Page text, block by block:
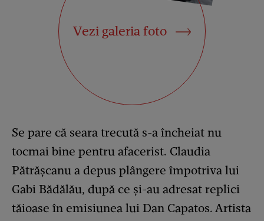
Vezi galeria foto
Se pare că seara trecută s-a încheiat nu
tocmai bine pentru afacerist. Claudia
Pătrășcanu a depus plângere împotriva lui
Gabi Bădălău, după ce și-au adresat replici
tăioase în emisiunea lui Dan Capatos. Artista